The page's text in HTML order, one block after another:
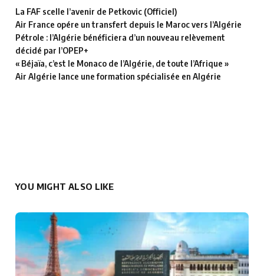
La FAF scelle l’avenir de Petkovic (Officiel)
Air France opére un transfert depuis le Maroc vers l’Algérie
Pétrole : l’Algérie bénéficiera d’un nouveau relèvement
décidé par l’OPEP+
« Béjaïa, c’est le Monaco de l’Algérie, de toute l’Afrique »
Air Algérie lance une formation spécialisée en Algérie
YOU MIGHT ALSO LIKE